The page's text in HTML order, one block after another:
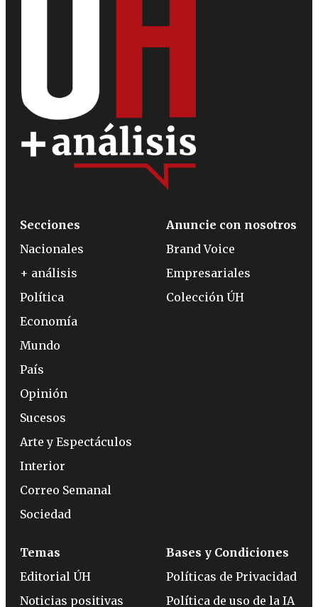
Secciones
Nacionales
+ análisis
Política
Economía
Mundo
País
Opinión
Sucesos
Arte y Espectáculos
Interior
Correo Semanal
Sociedad
Anuncie con nosotros
Brand Voice
Empresariales
Colección ÚH
Temas
Editorial ÚH
Noticias positivas
Bases y Condiciones
Políticas de Privacidad
Política de uso de la IA